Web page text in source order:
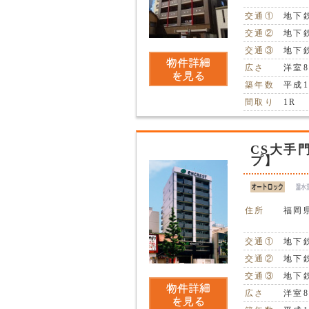
交通①
地下
交通②
地下
交通③
地下
広さ
洋室
築年数
平成
間取り
1R
CS大手
プ】
住所 福岡
交通①
地下
交通②
地下
交通③
地下
広さ
洋室